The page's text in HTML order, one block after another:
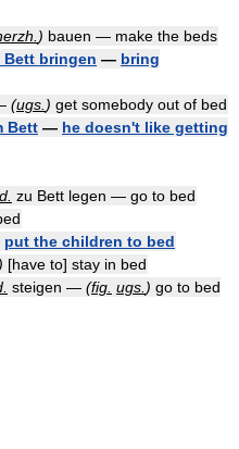
) bauen — make the beds
Bett bringen — bring
(ugs. ) get somebody out of bed
Bett — he doesn't like getting
zu Bett legen — go to bed
put the children to bed
) [have to] stay in bed
steigen — (fig. ugs. ) go to bed